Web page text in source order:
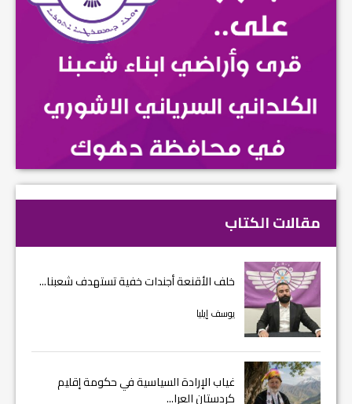
مقالات الكتاب
خلف الأقنعة أجندات خفية تستهدف شعبنا...
يوسف إيليا
غياب الإرادة السياسية في حكومة إقليم
كردستان العرا...